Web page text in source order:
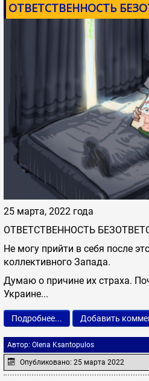
ОТВЕТСТВЕННОСТЬ
25 марта, 2022 года
ОТВЕТСТВЕННОСТЬ
Не могу прийти в себя после
коллективного Запада.
Думаю о причине их страха.
Украине...
Подробнее... Добавить
Автор: Olena Ksantopulos
Опубликовано: 25 марта 2022